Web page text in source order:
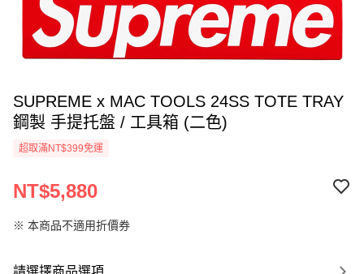
SUPREME x MAC TOOLS 24SS TOTE TRAY
鋼製 手提托盤 / 工具箱 (二色)
超取滿NT$399免運
NT$5,880
※ 本商品不適用折價券
請選擇商品選項